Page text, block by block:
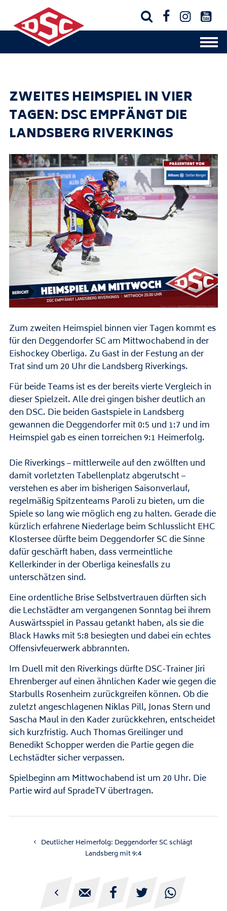
   
ZWEITES HEIMSPIEL IN VIER
TAGEN: DSC EMPFÄNGT DIE
LANDSBERG RIVERKINGS
Zum zweiten Heimspiel binnen vier Tagen kommt es
für den Deggendorfer SC am Mittwochabend in der
Eishockey Oberliga. Zu Gast in der Festung an der
Trat sind um 20 Uhr die Landsberg Riverkings.
Für beide Teams ist es der bereits vierte Vergleich in
dieser Spielzeit. Alle drei gingen bisher deutlich an
den DSC. Die beiden Gastspiele in Landsberg
gewannen die Deggendorfer mit 0:5 und 1:7 und im
Heimspiel gab es einen torreichen 9:1 Heimerfolg.
Die Riverkings – mittlerweile auf den zwölften und
damit vorletzten Tabellenplatz abgerutscht –
verstehen es aber im bisherigen Saisonverlauf,
regelmäßig Spitzenteams Paroli zu bieten, um die
Spiele so lang wie möglich eng zu halten. Gerade die
kürzlich erfahrene Niederlage beim Schlusslicht EHC
Klostersee dürfte beim Deggendorfer SC die Sinne
dafür geschärft haben, dass vermeintliche
Kellerkinder in der Oberliga keinesfalls zu
unterschätzen sind.
Eine ordentliche Brise Selbstvertrauen dürften sich
die Lechstädter am vergangenen Sonntag bei ihrem
Auswärtsspiel in Passau getankt haben, als sie die
Black Hawks mit 5:8 besiegten und dabei ein echtes
Offensivfeuerwerk abbrannten.
Im Duell mit den Riverkings dürfte DSC-Trainer Jiri
Ehrenberger auf einen ähnlichen Kader wie gegen die
Starbulls Rosenheim zurückgreifen können. Ob die
zuletzt angeschlagenen Niklas Pill, Jonas Stern und
Sascha Maul in den Kader zurückkehren, entscheidet
sich kurzfristig. Auch Thomas Greilinger und
Benedikt Schopper werden die Partie gegen die
Lechstädter sicher verpassen.
Spielbeginn am Mittwochabend ist um 20 Uhr. Die
Partie wird auf SpradeTV übertragen.
Deutlicher Heimerfolg: Deggendorfer SC schlägt
Landsberg mit 9:4
    